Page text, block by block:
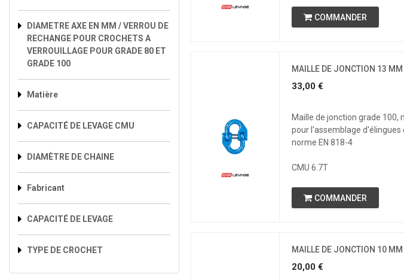
DIAMETRE AXE EN MM / VERROU DE
RECHANGE POUR CROCHETS A
VERROUILLAGE POUR GRADE 80 ET
GRADE 100
Matière
CAPACITÉ DE LEVAGE CMU
DIAMÈTRE DE CHAINE
Fabricant
CAPACITÉ DE LEVAGE
TYPE DE CROCHET
COMMANDER
MAILLE DE JONCTION 13 MM
33,00€
Maille de jonction grade 100,
pour l'assemblage d'élingues
norme EN 818-4
CMU 6.7T
COMMANDER
MAILLE DE JONCTION 10 MM
20,00€